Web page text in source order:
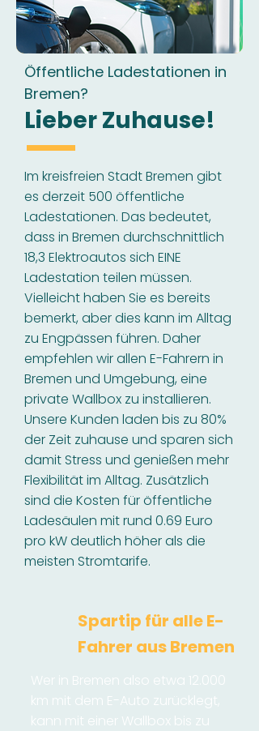
Öffentliche Ladestationen in
Bremen?
Lieber Zuhause!
Im kreisfreien Stadt Bremen gibt
es derzeit 500 öffentliche
Ladestationen. Das bedeutet,
dass in Bremen durchschnittlich
18,3 Elektroautos sich EINE
Ladestation teilen müssen.
Vielleicht haben Sie es bereits
bemerkt, aber dies kann im Alltag
zu Engpässen führen. Daher
empfehlen wir allen E-Fahrern in
Bremen und Umgebung, eine
private Wallbox zu installieren.
Unsere Kunden laden bis zu 80%
der Zeit zuhause und sparen sich
damit Stress und genießen mehr
Flexibilität im Alltag. Zusätzlich
sind die Kosten für öffentliche
Ladesäulen mit rund 0.69 Euro
pro kW deutlich höher als die
meisten Stromtarife.
Spartip für alle E-
Fahrer aus Bremen
Wer in Bremen also etwa 12.000
km mit dem E-Auto zurücklegt,
kann mit einer Wallbox bis zu